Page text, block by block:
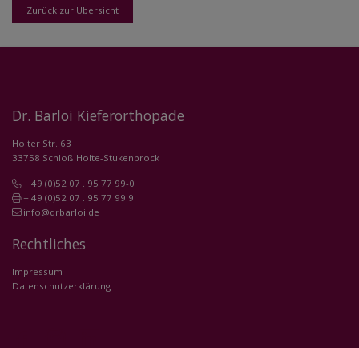
Zurück zur Übersicht
Dr. Barloi Kieferorthopäde
Holter Str. 63
33758 Schloß Holte-Stukenbrock
+ 49 (0)52 07 . 95 77 99-0
+ 49 (0)52 07 . 95 77 99 9
info@drbarloi.de
Rechtliches
Impressum
Datenschutzerklärung